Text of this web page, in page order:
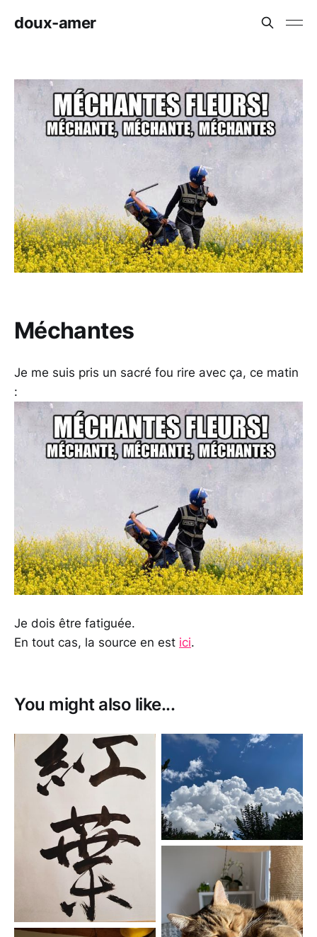
doux-amer
Méchantes
Je me suis pris un sacré fou rire avec ça, ce matin
:
Je dois être fatiguée.
En tout cas, la source en est ici.
You might also like...